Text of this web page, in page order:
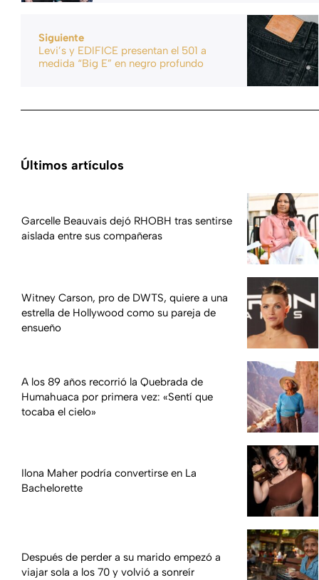
Siguiente
Levi’s y EDIFICE presentan el 501 a
medida “Big E” en negro profundo
Últimos artículos
Garcelle Beauvais dejó RHOBH tras sentirse
aislada entre sus compañeras
Witney Carson, pro de DWTS, quiere a una
estrella de Hollywood como su pareja de
ensueño
A los 89 años recorrió la Quebrada de
Humahuaca por primera vez: «Sentí que
tocaba el cielo»
Ilona Maher podría convertirse en La
Bachelorette
Después de perder a su marido empezó a
viajar sola a los 70 y volvió a sonreír